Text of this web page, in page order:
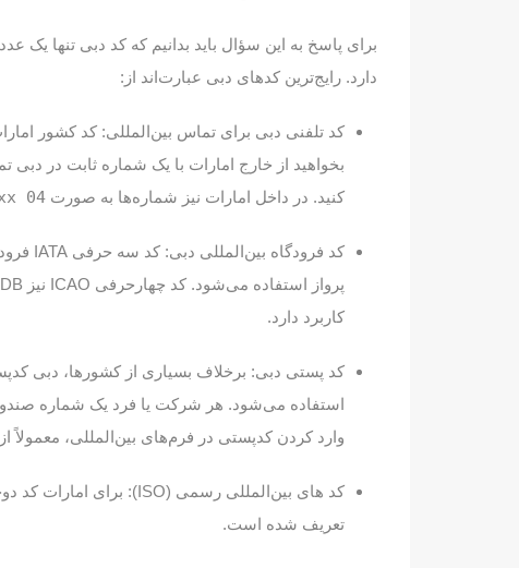
برای پاسخ به این سؤال باید بدانیم که کد دبی تنها
دارد. رایج‌ترین کدهای دبی عبارت‌اند از:
کد تلفنی دبی برای تماس بین‌المللی: کد کشور
بخواهید از خارج امارات با یک شماره ثابت در دبی
کنید. در داخل امارات نیز شماره‌ها به صورت 04 xxxxxxx
کاربرد دارد.
استفاده می‌شود. هر شرکت یا فرد یک شماره
وارد کردن کدپستی در فرم‌های بین‌المللی، معمولاً
تعریف شده است.